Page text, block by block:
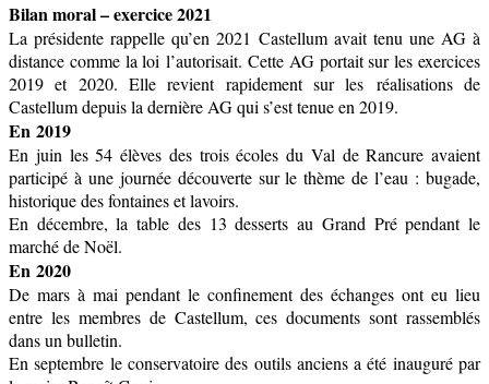
Bilan moral – exercice 2021
La présidente rappelle qu’en 2021 Castellum avait tenu une AG à
distance comme la loi l’autorisait. Cette AG portait sur les exercices
2019 et 2020. Elle revient rapidement sur les réalisations de
Castellum depuis la dernière AG qui s’est tenue en 2019.
En 2019
En juin les 54 élèves des trois écoles du Val de Rancure avaient
participé à une journée découverte sur le thème de l’eau : bugade,
historique des fontaines et lavoirs.
En décembre, la table des 13 desserts au Grand Pré pendant le
marché de Noël.
En 2020
De mars à mai pendant le confinement des échanges ont eu lieu
entre les membres de Castellum, ces documents sont rassemblés
dans un bulletin.
En septembre le conservatoire des outils anciens a été inauguré par